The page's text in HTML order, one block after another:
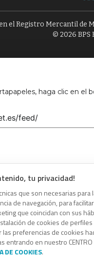
tu privacidad!
que son necesarias
de navegación, para
que coincidan con sus
de cookies de perfiles
las preferencias de cookies
en nuestro
DE COOKIES.
el Registro Mercantil de
© 2026 BPS
haga clic en el
haga clic en el